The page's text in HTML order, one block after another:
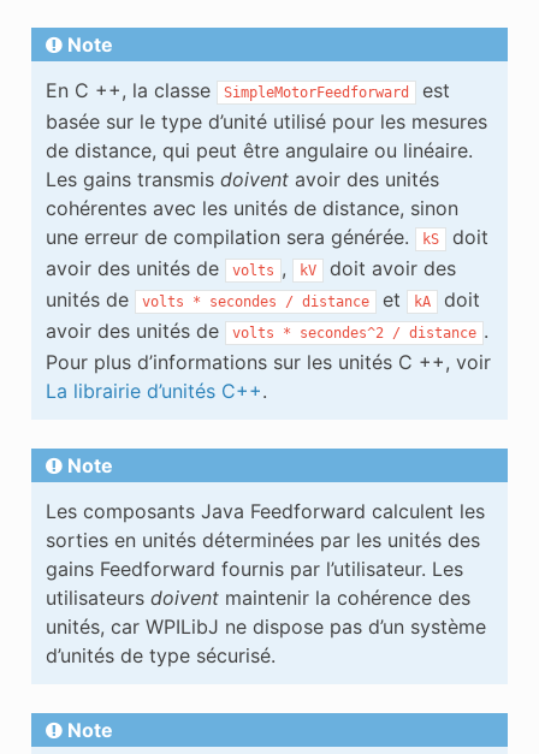
Note
En C ++, la classe
SimpleMotorFeedforward
est
basée sur le type d’unité utilisé pour les mesures
de distance, qui peut être angulaire ou linéaire.
Les gains transmis doiventavoir des unités
cohérentes avec les unités de distance, sinon
une erreur de compilation sera générée.
kS
doit
avoir des unités de
volts , kV
doit avoir des
unités de
volts * secondes / distance et kA
doit
avoir des unités de
volts * secondes^2 / distance .
Pour plus d’informations sur les unités C ++, voir
La librairie d’unités C++.
Note
Les composants Java Feedforward calculent les
sorties en unités déterminées par les unités des
gains Feedforward fournis par l’utilisateur. Les
utilisateurs doiventmaintenir la cohérence des
unités, car WPILibJ ne dispose pas d’un système
d’unités de type sécurisé.
Note